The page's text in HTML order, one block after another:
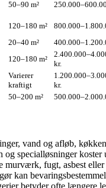
50–90 m²
120–180 m²
20–40 m²
120–180 m²
kr.
Varierer
kraftigt
kr.
50–200 m²
vand og afløb,
specialløsninger koster
fugt, asbest
kan